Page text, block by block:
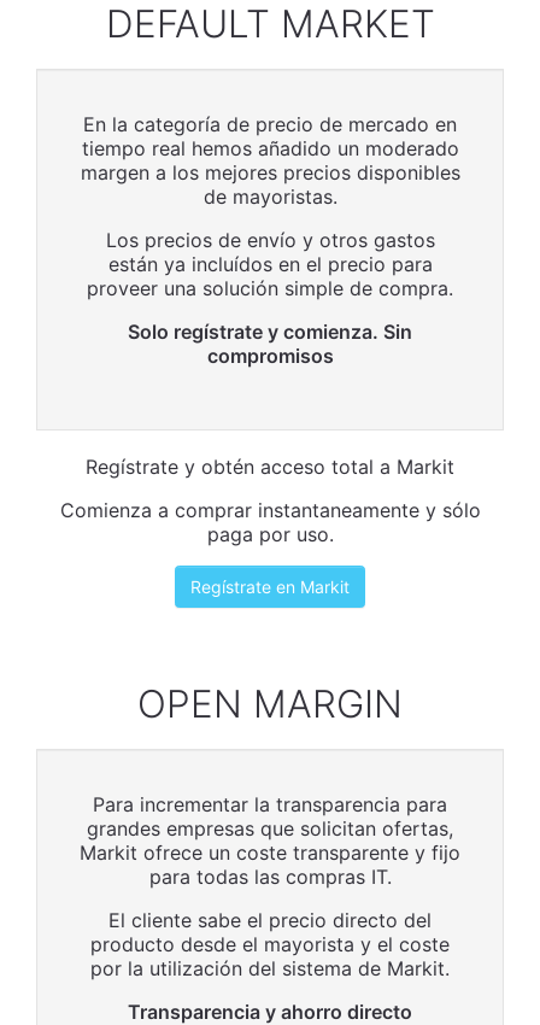
DEFAULT MARKET
En la categoría de precio de mercado en
tiempo real hemos añadido un moderado
margen a los mejores precios disponibles
de mayoristas.
Los precios de envío y otros gastos
están ya incluídos en el precio para
proveer una solución simple de compra.
Solo regístrate y comienza. Sin
compromisos
Regístrate y obtén acceso total a Markit
Comienza a comprar instantaneamente y sólo
paga por uso.
Regístrate en Markit
OPEN MARGIN
Para incrementar la transparencia para
grandes empresas que solicitan ofertas,
Markit ofrece un coste transparente y fijo
para todas las compras IT.
El cliente sabe el precio directo del
producto desde el mayorista y el coste
por la utilización del sistema de Markit.
Transparencia y ahorro directo